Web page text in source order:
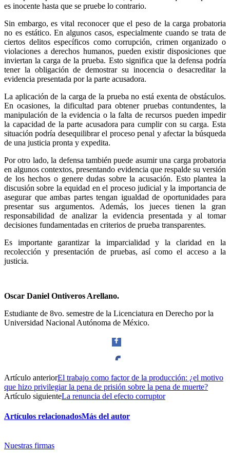
Linkedin
Telegram
es inocente hasta que se pruebe lo contrario.
Sin embargo, es vital reconocer que el peso de la carga probatoria
no es estático. En algunos casos, especialmente cuando se trata de
ciertos delitos específicos como corrupción, crimen organizado o
violaciones a derechos humanos, pueden existir disposiciones que
inviertan la carga de la prueba. Esto significa que la defensa podría
tener la obligación de demostrar su inocencia o desacreditar la
evidencia presentada por la parte acusadora.
La aplicación de la carga de la prueba no está exenta de obstáculos.
En ocasiones, la dificultad para obtener pruebas contundentes, la
manipulación de la evidencia o la falta de recursos pueden impedir
la capacidad de la parte acusadora para cumplir con su carga. Esta
situación podría desequilibrar el proceso penal y afectar la búsqueda
de una justicia pronta y expedita.
Por otro lado, la defensa también puede asumir una carga probatoria
en algunos contextos, presentando evidencia que respalde su versión
de los hechos o genere dudas sobre la acusación. Esto plantea la
discusión sobre la equidad en el proceso judicial y la importancia de
asegurar que ambas partes tengan igualdad de oportunidades para
presentar sus argumentos. Además, los jueces tienen la gran
responsabilidad de analizar la evidencia presentada y al tomar
decisiones fundamentadas en criterios de prueba transparentes.
Es importante garantizar la imparcialidad y la claridad en la
recolección y presentación de pruebas, así como el acceso a la
justicia.
Oscar Daniel Ontiveros Arellano.
Estudiante de 8vo. semestre de la Licenciatura en Derecho por la
Universidad Nacional Autónoma de México.
Facebook
Artículo anteriorEl trabajo como factor de la producción: ¿el motivo
que hizo privilegiar la pena de prisión sobre la pena de muerte?
Artículo siguienteLa renuncia del efecto corruptor
Artículos relacionadosMás del autor
Nuestras firmas